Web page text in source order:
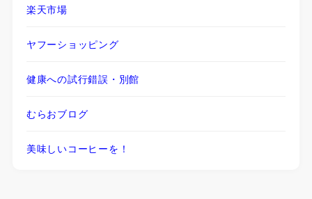
楽天市場
ヤフーショッピング
健康への試行錯誤・別館
むらおブログ
美味しいコーヒーを！